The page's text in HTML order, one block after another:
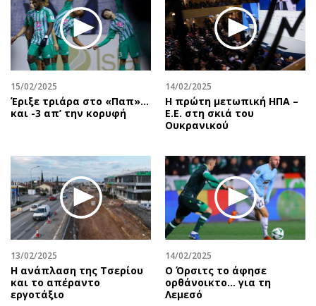
15/02/2025
Έριξε τριάρα στο «Παπ»…
και -3 απ’ την κορυφή
14/02/2025
Η πρώτη μετωπική ΗΠΑ –
Ε.Ε. στη σκιά του
Ουκρανικού
13/02/2025
Η ανάπλαση της Τσερίου
και το απέραντο
εργοτάξιο
14/02/2025
Ο Όρσιτς το άφησε
ορθάνοικτο... για τη
Λεμεσό